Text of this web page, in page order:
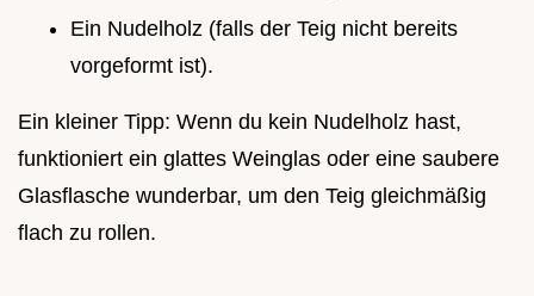
Ein Nudelholz (falls der Teig nicht bereits
vorgeformt ist).
Ein kleiner Tipp: Wenn du kein Nudelholz hast,
funktioniert ein glattes Weinglas oder eine saubere
Glasflasche wunderbar, um den Teig gleichmäßig
flach zu rollen.